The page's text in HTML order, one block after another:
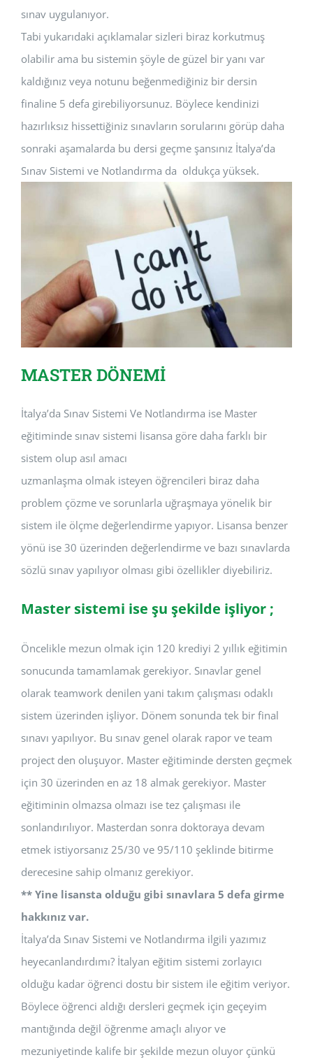
sınav uygulanıyor.
Tabi yukarıdaki açıklamalar sizleri biraz korkutmuş
olabilir ama bu sistemin şöyle de güzel bir yanı var
kaldığınız veya notunu beğenmediğiniz bir dersin
finaline 5 defa girebiliyorsunuz. Böylece kendinizi
hazırlıksız hissettiğiniz sınavların sorularını görüp daha
sonraki aşamalarda bu dersi geçme şansınız İtalya’da
Sınav Sistemi ve Notlandırma da oldukça yüksek.
MASTER DÖNEMİ
İtalya’da Sınav Sistemi Ve Notlandırma ise Master
eğitiminde sınav sistemi lisansa göre daha farklı bir
sistem olup asıl amacı
uzmanlaşma olmak isteyen öğrencileri biraz daha
problem çözme ve sorunlarla uğraşmaya yönelik bir
sistem ile ölçme değerlendirme yapıyor. Lisansa benzer
yönü ise 30 üzerinden değerlendirme ve bazı sınavlarda
sözlü sınav yapılıyor olması gibi özellikler diyebiliriz.
Master sistemi ise şu şekilde işliyor ;
Öncelikle mezun olmak için 120 krediyi 2 yıllık eğitimin
sonucunda tamamlamak gerekiyor. Sınavlar genel
olarak teamwork denilen yani takım çalışması odaklı
sistem üzerinden işliyor. Dönem sonunda tek bir final
sınavı yapılıyor. Bu sınav genel olarak rapor ve team
project den oluşuyor. Master eğitiminde dersten geçmek
için 30 üzerinden en az 18 almak gerekiyor. Master
eğitiminin olmazsa olmazı ise tez çalışması ile
sonlandırılıyor. Masterdan sonra doktoraya devam
etmek istiyorsanız 25/30 ve 95/110 şeklinde bitirme
derecesine sahip olmanız gerekiyor.
** Yine lisansta olduğu gibi sınavlara 5 defa girme
hakkınız var.
İtalya’da Sınav Sistemi ve Notlandırma ilgili yazımız
heyecanlandırdımı? İtalyan eğitim sistemi zorlayıcı
olduğu kadar öğrenci dostu bir sistem ile eğitim veriyor.
Böylece öğrenci aldığı dersleri geçmek için geçeyim
mantığında değil öğrenme amaçlı alıyor ve
mezuniyetinde kalife bir şekilde mezun oluyor çünkü